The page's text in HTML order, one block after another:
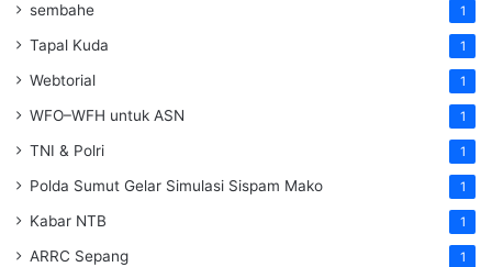
sembahe 1
Tapal Kuda 1
Webtorial 1
WFO–WFH untuk ASN 1
TNI & Polri 1
Polda Sumut Gelar Simulasi Sispam Mako 1
Kabar NTB 1
ARRC Sepang 1